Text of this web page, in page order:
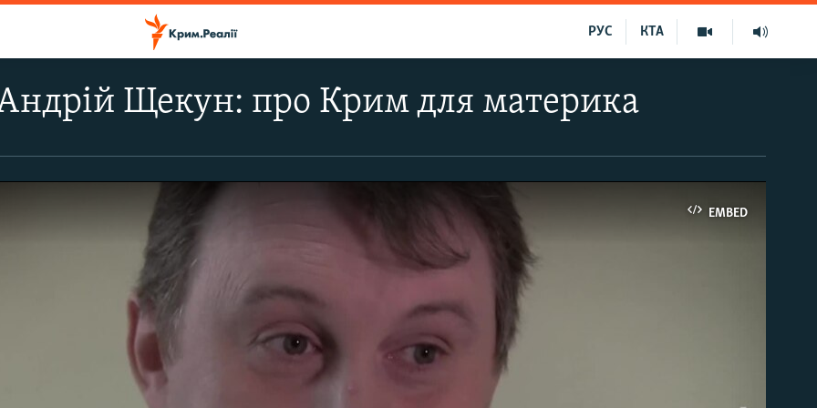
КТА
РУС
Щекун: про Крим для материка
EMBED